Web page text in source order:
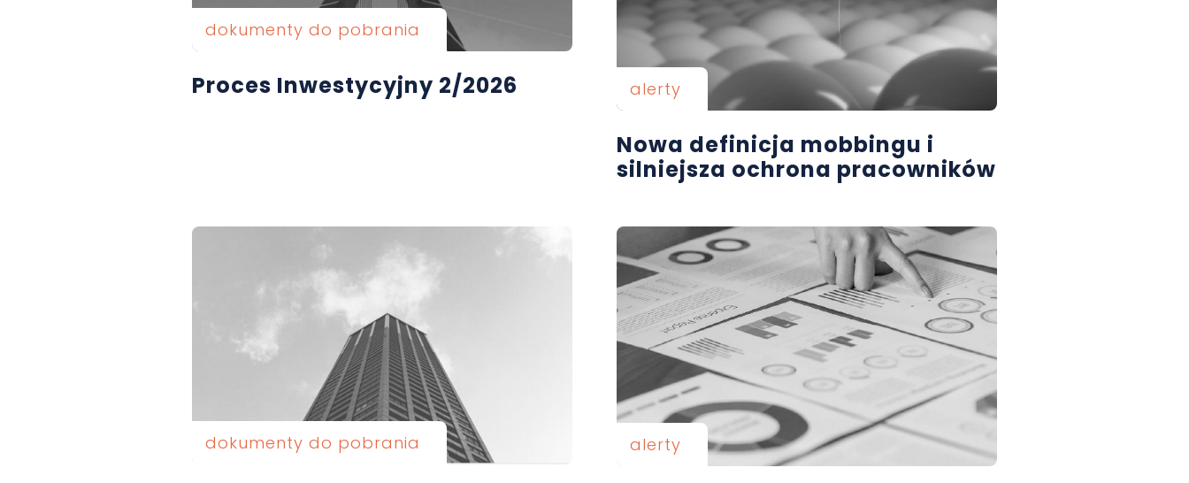
dokumenty do pobrania
Proces Inwestycyjny 2/2026 alerty
Nowa definicja mobbingu i
silniejsza ochrona pracowników
dokumenty do pobrania alerty